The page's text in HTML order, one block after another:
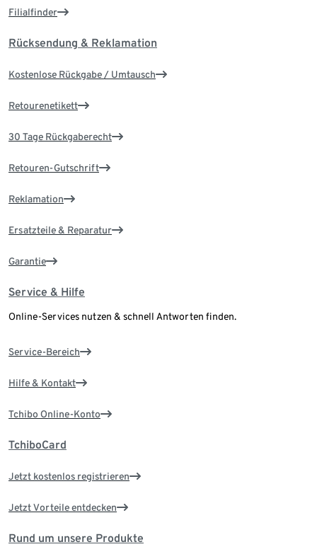
Filialfinder
Rücksendung & Reklamation
Kostenlose Rückgabe / Umtausch
Retourenetikett
30 Tage Rückgaberecht
Retouren-Gutschrift
Reklamation
Ersatzteile & Reparatur
Garantie
Service & Hilfe
Online-Services nutzen & schnell Antworten finden.
Service-Bereich
Hilfe & Kontakt
Tchibo Online-Konto
TchiboCard
Jetzt kostenlos registrieren
Jetzt Vorteile entdecken
Rund um unsere Produkte